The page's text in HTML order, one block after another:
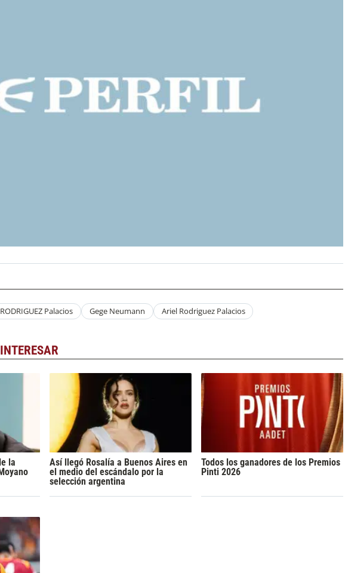
Palacios Gege Neumann Ariel Rodriguez Palacios
la
Así llegó Rosalía a Buenos Aires en
el medio del escándalo por la
selección argentina
Todos los ganadores de los Premios
Pinti 2026